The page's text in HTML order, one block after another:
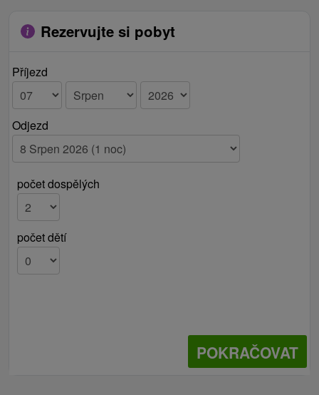
Rezervujte si pobyt
Příjezd
Odjezd
počet dospělých
počet dětí
POKRAČOVAT